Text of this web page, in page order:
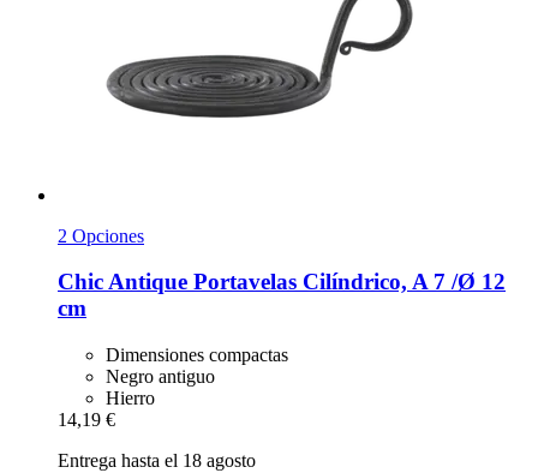
2 Opciones
Chic Antique Portavelas Cilíndrico, A 7 /Ø 12
cm
Dimensiones compactas
Negro antiguo
Hierro
14,19 €
Entrega hasta el 18 agosto